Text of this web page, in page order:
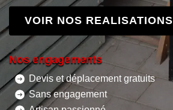
VOIR NOS REALISATIONS
Nos engagements
Devis et déplacement gratuits
Sans engagement